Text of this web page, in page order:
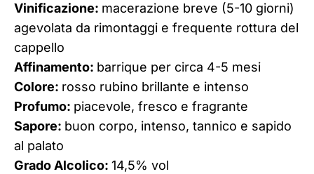
Vinificazione: macerazione breve (5-10 giorni)
agevolata da rimontaggi e frequente rottura del
cappello
Affinamento: barrique per circa 4-5 mesi
Colore: rosso rubino brillante e intenso
Profumo: piacevole, fresco e fragrante
Sapore: buon corpo, intenso, tannico e sapido
al palato
Grado Alcolico: 14,5% vol